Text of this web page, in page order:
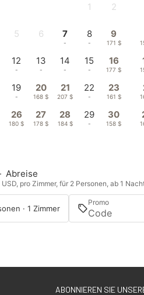
1 2
5 6 7
-
8
-
9
171 $
12
-
13
-
14
-
15
-
16
177 $
19
-
20
168 $
21
207 $
22
-
23
161 $
26
180 $
27
178 $
28
184 $
29
-
30
158 $
Abreise
pro Zimmer, für 2 Personen, ab 1
· 1 Zimmer
Promo
ABONNIEREN SIE